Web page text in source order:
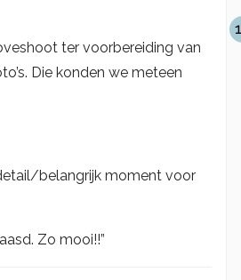
ter voorbereiding van
Die konden we meteen
belangrijk moment voor
Zo mooi!!”